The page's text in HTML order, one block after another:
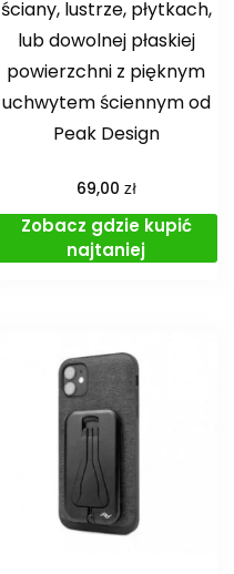
ściany, lustrze, płytkach,
lub dowolnej płaskiej
powierzchni z pięknym
uchwytem ściennym od
Peak Design
69,00 zł
Zobacz gdzie kupić
najtaniej